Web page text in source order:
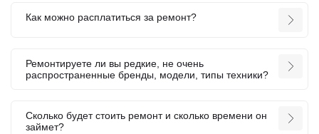
Как можно расплатиться за ремонт?
Ремонтируете ли вы редкие, не очень
распространенные бренды, модели, типы техники?
Сколько будет стоить ремонт и сколько времени он
займет?